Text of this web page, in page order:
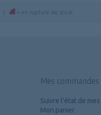
= en rupture de stock
Mes commandes
Suivre l'état de
Mon panier